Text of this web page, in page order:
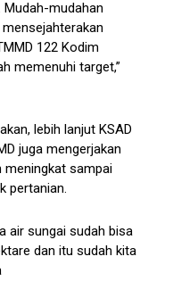
mudahan
122 Kodim
memenuhi target,”
lebih lanjut KSAD
juga mengerjakan
meningkat sampai
pertanian.
air sungai sudah bisa
dan itu sudah kita